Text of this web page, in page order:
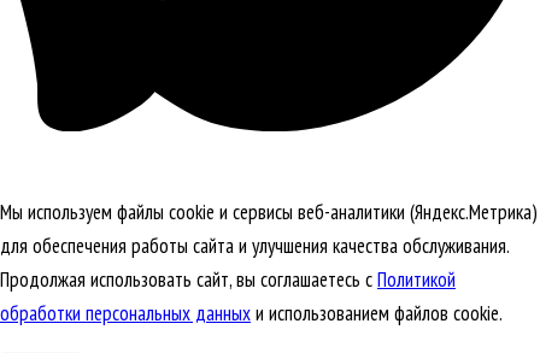
Мы используем файлы cookie и сервисы веб-аналитики (Яндекс.Метрика)
для обеспечения работы сайта и улучшения качества обслуживания.
Продолжая использовать сайт, вы соглашаетесь сПолитикой
обработки персональных данныхи использованием файлов cookie.